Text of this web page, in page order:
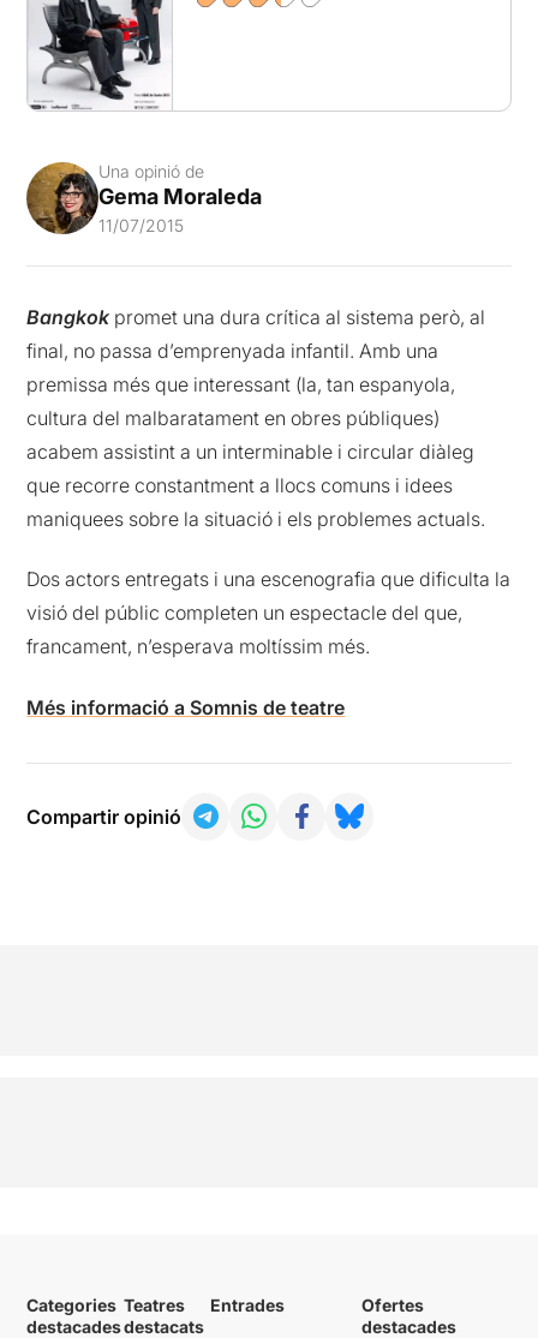
Una opinió de
Gema Moraleda
11/07/2015
Bangkok promet una dura crítica al sistema però, al
final, no passa d’emprenyada infantil. Amb una
premissa més que interessant (la, tan espanyola,
cultura del malbaratament en obres públiques)
acabem assistint a un interminable i circular diàleg
que recorre constantment a llocs comuns i idees
maniquees sobre la situació i els problemes actuals.
Dos actors entregats i una escenografia que dificulta la
visió del públic completen un espectacle del que,
francament, n’esperava moltíssim més.
Més informació a Somnis de teatre
Compartir opinió
Categories
destacades
Teatres
destacats
Entrades
Ofertes
destacades